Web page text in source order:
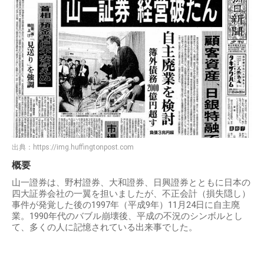
出典： https://img.huffingtonpost.com
概要
山一證券は、野村證券、大和證券、日興證券とともに日本の
四大証券会社の一翼を担いましたが、不正会計（損失隠し）
事件が発覚した後の1997年（平成9年）11月24日に自主廃
業。1990年代のバブル崩壊後、平成の不況のシンボルとし
て、多くの人に記憶されている出来事でした。